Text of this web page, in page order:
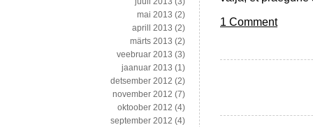
1 Comment
mai 2013 (2)
aprill 2013 (2)
märts 2013 (2)
veebruar 2013 (3)
jaanuar 2013 (1)
detsember 2012 (2)
november 2012 (7)
oktoober 2012 (4)
september 2012 (4)